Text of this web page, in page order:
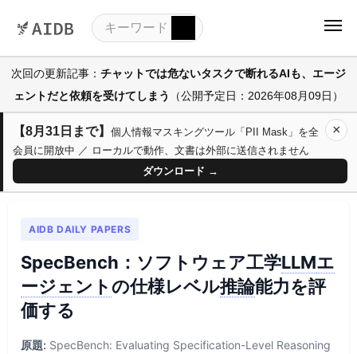
次回の更新記事： チャットでは危ないタスクで断れるAIも、エージ
ェントだと依頼を受けてしまう
（公開予定日：2026年08月09日）
【8月31日まで】 個人情報マスキングツール「PII Mask」を全
会員に開放中 ／ ローカルで動作、文書は外部に送信されません
ダウンロード →
×
AIDB DAILY PAPERS
SpecBench：ソフトウェア工学LLMエ
ージェントの仕様レベル推論能力を評
価する
原題: SpecBench: Evaluating Specification-Level Reasoning